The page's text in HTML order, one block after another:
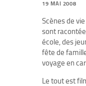
19 MAI 2008
Scènes de
sont
école, des
fête de
voyage en
Le tout est